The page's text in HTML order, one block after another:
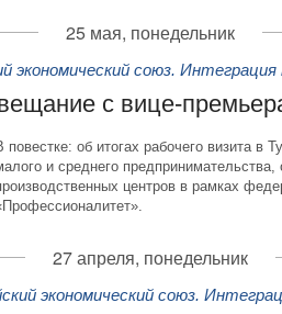
25 мая, понедельник
экономический союз.
с вице-
повестке: об итогах рабочего визита в
и среднего предпринимательства,
центров в рамках
27 апреля, понедельник
экономический союз.